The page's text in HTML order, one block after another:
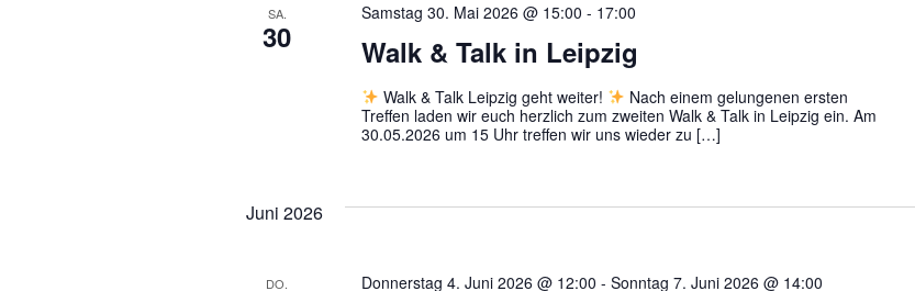
SA.
30 Walk & Talk in Leipzig
Samstag 30. Mai 2026 @ 15:00 - 17:00
Walk & Talk Leipzig geht weiter!
Nach einem gelungenen ersten
Treffen laden wir euch herzlich zum zweiten Walk & Talk in Leipzig ein. Am
30.05.2026 um 15 Uhr treffen wir uns wieder zu […]
Juni 2026
DO. Donnerstag 4. Juni 2026 @ 12:00 - Sonntag 7. Juni 2026 @ 14:00